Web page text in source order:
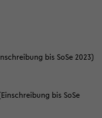
bis SoSe 2023)
bis SoSe